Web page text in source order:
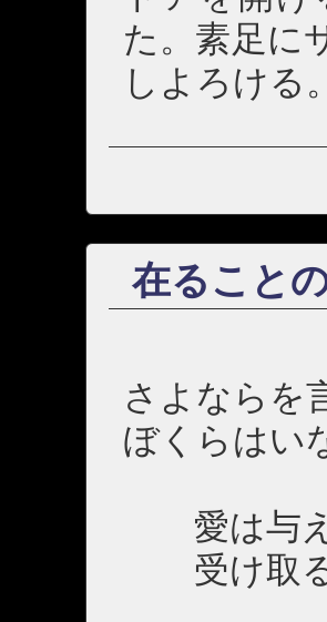
た。素足に
しよろける
在ること
さよならを
ぼくらはい
愛は与え
受け取る